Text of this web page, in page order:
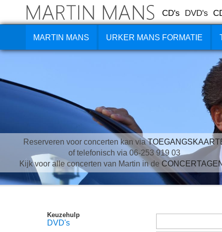
CD's DVD's
MARTIN MANS URKER MANS FORMATIE
Reserveren voor concerten kan via
of telefonisch via 06-253 919 03
Kijk voor alle concerten van Martin in de
Keuzehulp
DVD's